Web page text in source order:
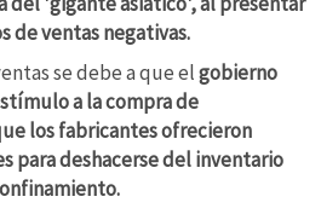
de ventas negativas.
se debe a que elgobierno
a la compra de
los fabricantes ofrecieron
para deshacerse del inventario